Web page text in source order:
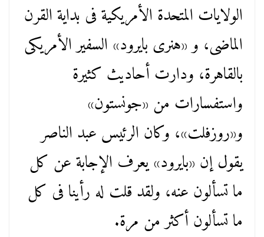
الولايات المتحدة الأمريكية فى بداية القرن
الماضى، و «هنرى بايرود» السفير الأمريكى
بالقاهرة، ودارت أحاديث كثيرة
واستفسارات من «جونستون»
و«روزفلت»، وكان الرئيس عبد الناصر
يقول إن «بايرود» يعرف الإجابة عن كل
ما تسألون عنه، ولقد قلت له رأينا فى كل
ما تسألون أكثر من مرة.